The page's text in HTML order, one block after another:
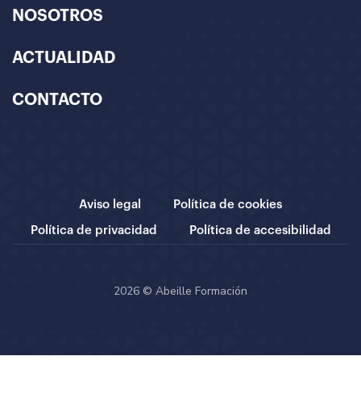
NOSOTROS
ACTUALIDAD
CONTACTO
Aviso legal Política de cookies
Política de privacidad Política de accesibilidad
2026 © Abeille Formación